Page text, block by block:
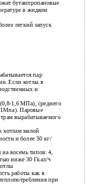
бутанпропановые
в жидком
легкий запуск
пар
Если котлы в
и
(0,8-1,6 МПа), среднего
Паровые
вырабатываемого
котлам малой
и более 30 кг/
восемь типов: 4,
ниже 30 Гкал/ч
работы как в
при